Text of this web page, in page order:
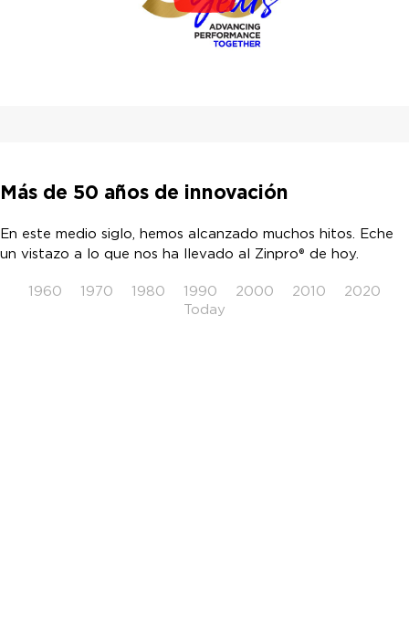
Más de 50 años de innovación
En este medio siglo, hemos alcanzado muchos hitos. Eche
un vistazo a lo que nos ha llevado al Zinpro® de hoy.
1960 1970 1980 1990 2000 2010
2020
Today